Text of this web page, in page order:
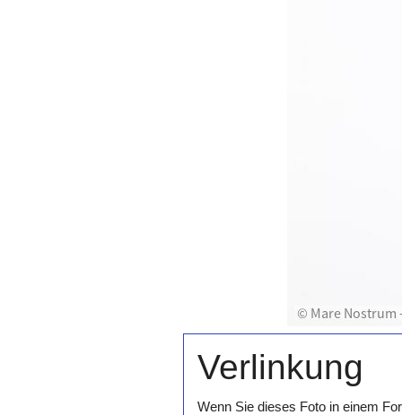
Verlinkung
Wenn Sie dieses Foto in einem